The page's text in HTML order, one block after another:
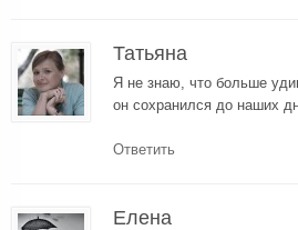
Татьяна
Я не знаю, что больше
он сохранился до наших
Ответить
Елена